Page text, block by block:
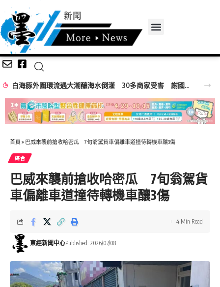
白海豚外圍環流遇大潮釀海水倒灌 30多商家受害 謝國樑親赴慰問
首頁 » 巴威來襲前搶收哈密瓜 7旬翁駕貨車偏離車道撞待轉機車釀3傷
綜合
巴威來襲前搶收哈密瓜 7旬翁駕貨
車偏離車道撞待轉機車釀3傷
東經新聞中心Published: 2026/07/08
4 Min Read